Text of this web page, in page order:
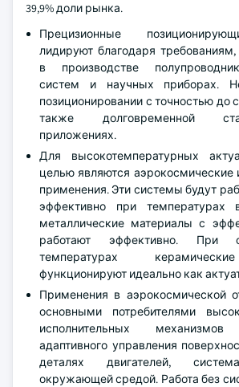
39,9% доли рынка.
Прецизионные
лидируют благодаря
в производстве
систем и научных приборах.
позиционировании с точностью до
также долговременной
приложениях.
Для высокотемпературных
целью являются
применения. Эти системы будут
эффективно при температурах
металлические материалы с
работают эффективно. При
температурах
функционируют идеально как
Применения в аэрокосмической
основными потребителями
исполнительных
адаптивного управления
деталях двигателей,
окружающей средой. Работа без